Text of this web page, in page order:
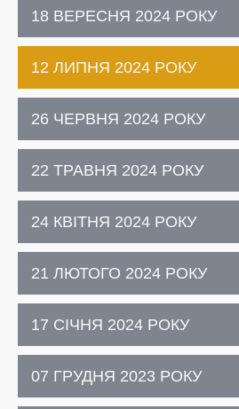
18 ВЕРЕСНЯ 2024 РОКУ
12 ЛИПНЯ 2024 РОКУ
26 ЧЕРВНЯ 2024 РОКУ
22 ТРАВНЯ 2024 РОКУ
24 КВІТНЯ 2024 РОКУ
21 ЛЮТОГО 2024 РОКУ
17 СІЧНЯ 2024 РОКУ
07 ГРУДНЯ 2023 РОКУ